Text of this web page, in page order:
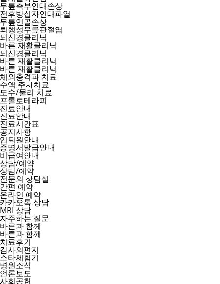
무릎측부인대손상
전후방십자인대파열
무릎연골손상
퇴행성무릎관절염
뇌신경클리닉
바른 재활클리닉
뇌신경클리닉
바른 재활클리닉
바른 재활클리닉
체외충격파 치료
수액 주사치료
도수/물리 치료
프롤로테라피
진료안내
진료안내
진료시간표
공지사항
입퇴원안내
증명서발급안내
비급여안내
상담/예약
상담/예약
전문의 상담실
간편 예약
온라인 예약
카카오톡 상담
MRI 상담
자주하는 질문
바른과 함께
바른과 함께
치료후기
감사의편지
스타체험기
병원소식
언론보도
사회공헌